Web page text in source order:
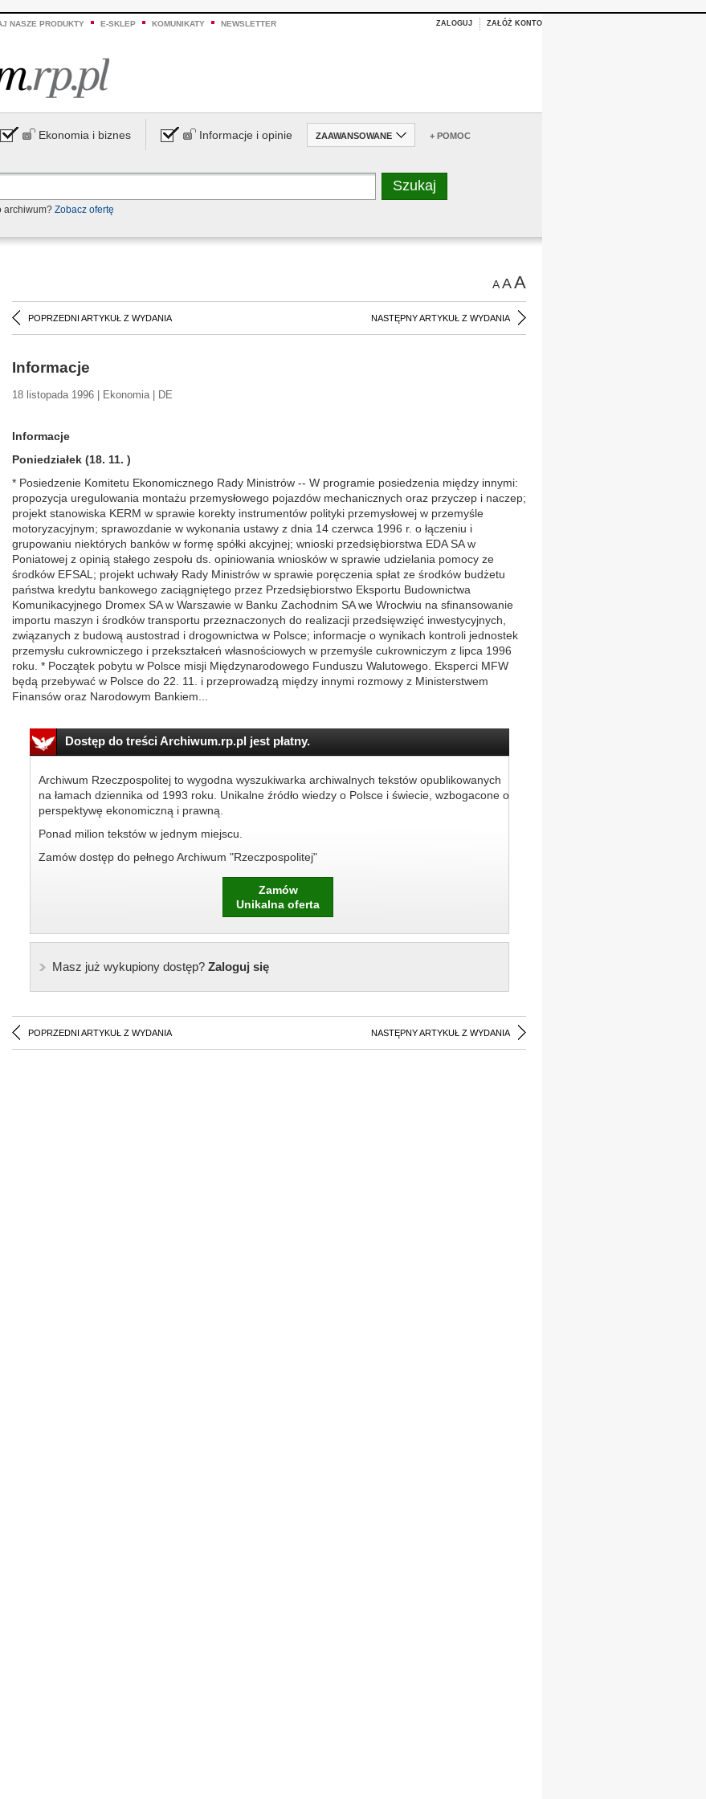
NASZE PRODUKTY E-SKLEP KOMUNIKATY NEWSLETTER ZALOGUJ ZAŁÓŻ KONTO
Ekonomia i biznes Informacje i opinie ZAAWANSOWANE + POMOC
archiwum? Zobacz ofertę
AAA
POPRZEDNI ARTYKUŁ Z WYDANIA NASTĘPNY ARTYKUŁ Z WYDANIA
Informacje
18 listopada 1996 | Ekonomia | DE
Informacje
Poniedziałek (18. 11. )
* Posiedzenie Komitetu Ekonomicznego Rady Ministrów -- W programie posiedzenia między innymi:
propozycja uregulowania montażu przemysłowego pojazdów mechanicznych oraz przyczep i naczep;
projekt stanowiska KERM w sprawie korekty instrumentów polityki przemysłowej w przemyśle
motoryzacyjnym; sprawozdanie w wykonania ustawy z dnia 14 czerwca 1996 r. o łączeniu i
grupowaniu niektórych banków w formę spółki akcyjnej; wnioski przedsiębiorstwa EDA SA w
Poniatowej z opinią stałego zespołu ds. opiniowania wniosków w sprawie udzielania pomocy ze
środków EFSAL; projekt uchwały Rady Ministrów w sprawie poręczenia spłat ze środków budżetu
państwa kredytu bankowego zaciągniętego przez Przedsiębiorstwo Eksportu Budownictwa
Komunikacyjnego Dromex SA w Warszawie w Banku Zachodnim SA we Wrocłwiu na sfinansowanie
importu maszyn i środków transportu przeznaczonych do realizacji przedsięwzięć inwestycyjnych,
związanych z budową austostrad i drogownictwa w Polsce; informacje o wynikach kontroli jednostek
przemysłu cukrowniczego i przekształceń własnościowych w przemyśle cukrowniczym z lipca 1996
roku. * Początek pobytu w Polsce misji Międzynarodowego Funduszu Walutowego. Eksperci MFW
będą przebywać w Polsce do 22. 11. i przeprowadzą między innymi rozmowy z Ministerstwem
Finansów oraz Narodowym Bankiem...
Dostęp do treści Archiwum.rp.pl jest płatny.
Archiwum Rzeczpospolitej to wygodna wyszukiwarka archiwalnych tekstów opublikowanych
na łamach dziennika od 1993 roku. Unikalne źródło wiedzy o Polsce i świecie, wzbogacone o
perspektywę ekonomiczną i prawną.
Ponad milion tekstów w jednym miejscu.
Zamów dostęp do pełnego Archiwum "Rzeczpospolitej"
Zamów
Unikalna oferta
Masz już wykupiony dostęp?Zaloguj się
POPRZEDNI ARTYKUŁ Z WYDANIA NASTĘPNY ARTYKUŁ Z WYDANIA